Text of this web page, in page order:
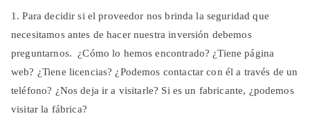
1. Para decidir si el proveedor nos brinda la seguridad que
necesitamos antes de hacer nuestra inversión debemos
preguntarnos. ¿Cómo lo hemos encontrado? ¿Tiene página
web? ¿Tiene licencias? ¿Podemos contactar con él a través de un
teléfono? ¿Nos deja ir a visitarle? Si es un fabricante, ¿podemos
visitar la fábrica?